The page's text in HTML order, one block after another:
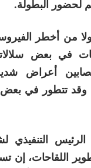
لحضور البطولة.
من أخطر
أعراض
وقد تتطور في
الرئيس
اللقاحات، إن